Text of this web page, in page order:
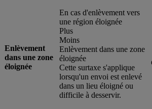
Enlèvement
dans une zone
éloignée
En cas d'enlèvement vers
une région éloignée
Plus
Moins
Enlèvement dans une zone
éloignée
Cette surtaxe s'applique
lorsqu'un envoi est enlevé
dans un lieu éloigné ou
difficile à desservir.